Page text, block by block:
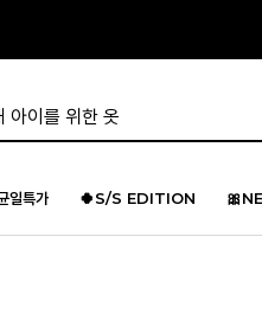
일특가 🍀S/S EDITION